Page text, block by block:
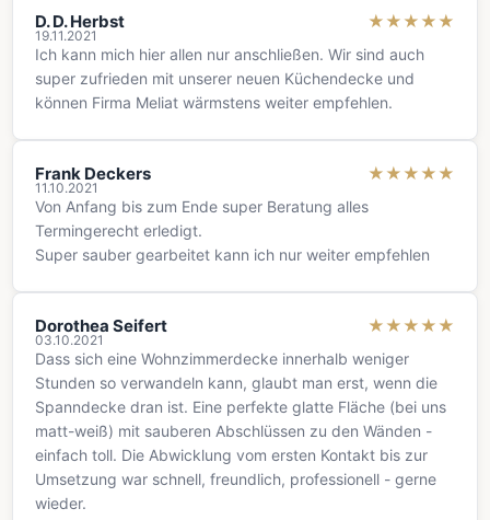
D. D. Herbst
19.11.2021
★ ★ ★ ★ ★
Ich kann mich hier allen nur anschließen. Wir sind auch
super zufrieden mit unserer neuen Küchendecke und
können Firma Meliat wärmstens weiter empfehlen.
Frank Deckers
11.10.2021
★ ★ ★ ★ ★
Von Anfang bis zum Ende super Beratung alles
Termingerecht erledigt.
Super sauber gearbeitet kann ich nur weiter empfehlen
Dorothea Seifert
03.10.2021
★ ★ ★ ★ ★
Dass sich eine Wohnzimmerdecke innerhalb weniger
Stunden so verwandeln kann, glaubt man erst, wenn die
Spanndecke dran ist. Eine perfekte glatte Fläche (bei uns
matt-weiß) mit sauberen Abschlüssen zu den Wänden -
einfach toll. Die Abwicklung vom ersten Kontakt bis zur
Umsetzung war schnell, freundlich, professionell - gerne
wieder.